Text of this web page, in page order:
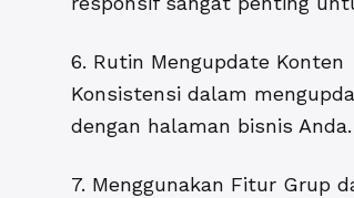
6. Rutin Mengupdate Konten
Konsistensi dalam
dengan halaman bisnis Anda.
7. Menggunakan Fitur Grup